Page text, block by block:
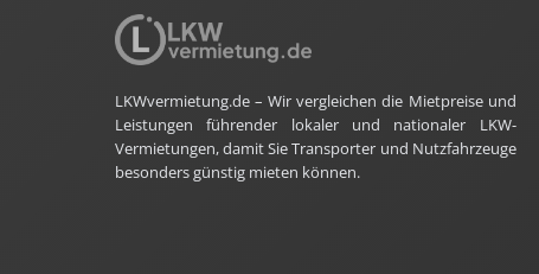
LKWvermietung.de – Wir vergleichen die Mietpreise und
Leistungen führender lokaler und nationaler LKW-
Vermietungen, damit Sie Transporter und Nutzfahrzeuge
besonders günstig mieten können.